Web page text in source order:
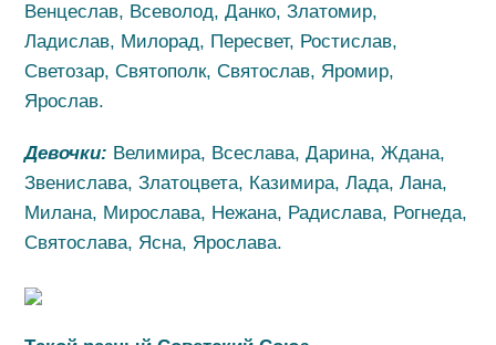
Венцеслав, Всеволод, Данко, Златомир,
Ладислав, Милорад, Пересвет, Ростислав,
Светозар, Святополк, Святослав, Яромир,
Ярослав.
Девочки: Велимира, Всеслава, Дарина, Ждана,
Звенислава, Златоцвета, Казимира, Лада, Лана,
Милана, Мирослава, Нежана, Радислава, Рогнеда,
Святослава, Ясна, Ярослава.